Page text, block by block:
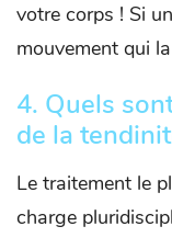
votre corps ! Si
mouvement qui
4. Quels
de la
Le traitement le
charge